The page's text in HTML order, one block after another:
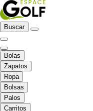
Buscar
Bolas
Zapatos
Ropa
Bolsas
Palos
Carritos